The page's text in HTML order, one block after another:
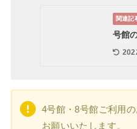
関連記
号館
4号館・8号館ご利用
お願いいたします。